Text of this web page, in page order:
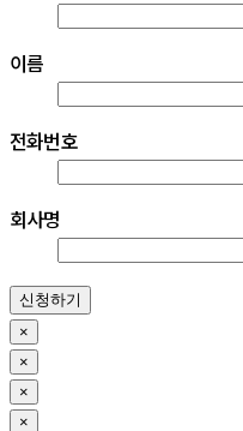
이름
전화번호
회사명
신청하기
×
×
×
×